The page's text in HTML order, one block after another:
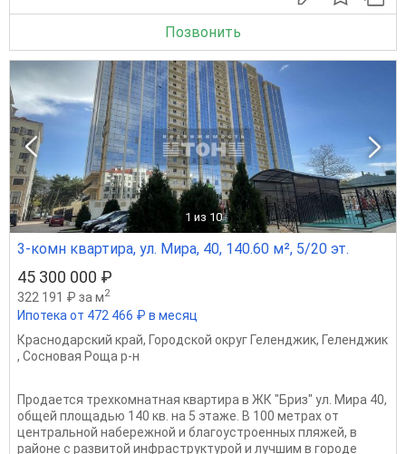
Позвонить
1 из 10
3-комн квартира, ул. Мира, 40, 140.60 м², 5/20 эт.
45 300 000 ₽
322 191 ₽ за м2
Ипотека от 472 466 ₽ в месяц
Краснодарский край, Городской округ Геленджик, Геленджик
, Сосновая Роща р-н
Продается трехкомнатная квартира в ЖК "Бриз" ул. Мира 40,
общей площадью 140 кв. на 5 этаже. В 100 метрах от
центральной набережной и благоустроенных пляжей, в
районе с развитой инфраструктурой и лучшим в городе